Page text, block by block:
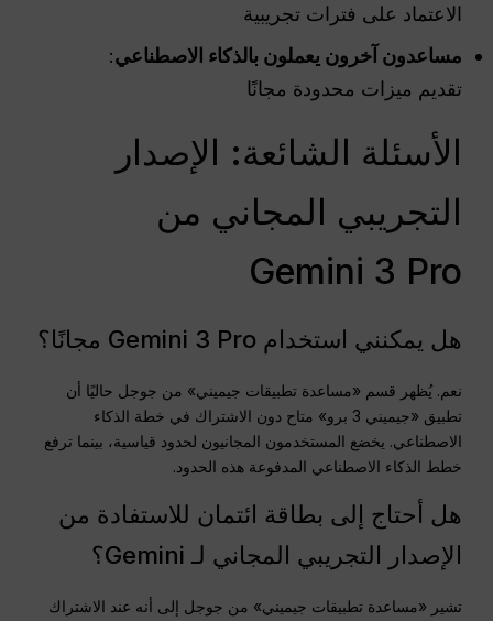
الاعتماد على فترات تجريبية
مساعدون آخرون يعملون بالذكاء الاصطناعي:
تقديم ميزات محدودة مجانًا
الأسئلة الشائعة: الإصدار
التجريبي المجاني من
Gemini 3 Pro
هل يمكنني استخدام Gemini 3 Pro مجانًا؟
نعم. يُظهر قسم «مساعدة تطبيقات جيميني» من جوجل حاليًا أن
تطبيق «جيميني 3 برو» متاح دون الاشتراك في خطة الذكاء
الاصطناعي. يخضع المستخدمون المجانيون لحدود قياسية، بينما ترفع
خطط الذكاء الاصطناعي المدفوعة هذه الحدود.
هل أحتاج إلى بطاقة ائتمان للاستفادة من
الإصدار التجريبي المجاني لـ Gemini؟
تشير «مساعدة تطبيقات جيميني» من جوجل إلى أنه عند الاشتراك